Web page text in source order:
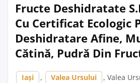
Fructe Deshidratate
Cu Certificat Ecologic
Deshidratare Afine,
Cătină, Pudră Din
Iași , Valea Ursului
, Valea